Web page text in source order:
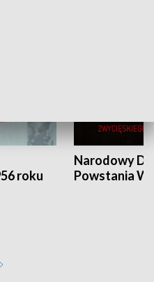
roku
Narodowy
Powstania